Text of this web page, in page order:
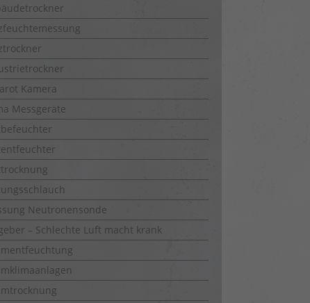
Kamera
Messgeräte
Neutronensonde
– Schlechte Luft macht krank